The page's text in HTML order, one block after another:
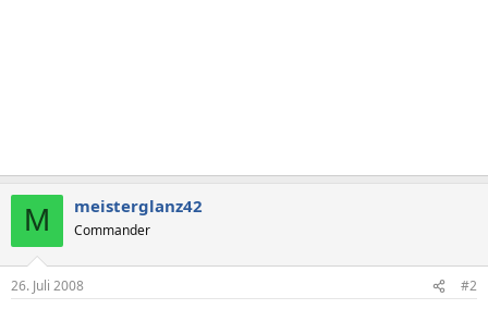
M meisterglanz42
Commander
26. Juli 2008 #2